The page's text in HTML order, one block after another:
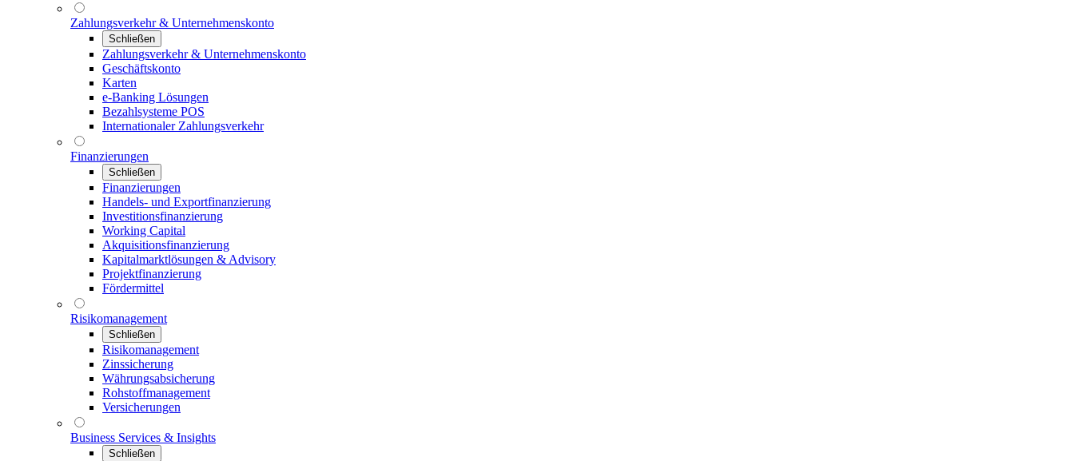
Zahlungsverkehr & Unternehmenskonto
Schließen
Zahlungsverkehr & Unternehmenskonto
Geschäftskonto
Karten
e-Banking Lösungen
Bezahlsysteme POS
Internationaler Zahlungsverkehr
Finanzierungen
Schließen
Finanzierungen
Handels- und Exportfinanzierung
Investitionsfinanzierung
Working Capital
Akquisitionsfinanzierung
Kapitalmarktlösungen & Advisory
Projektfinanzierung
Fördermittel
Risikomanagement
Schließen
Risikomanagement
Zinssicherung
Währungsabsicherung
Rohstoffmanagement
Versicherungen
Business Services & Insights
Schließen